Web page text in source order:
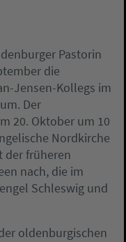
Pastorin
die
Jensen-Kollegs im
Der
20. Oktober um 10
Nordkirche
der früheren
nach, die im
Schleswig und
oldenburgischen